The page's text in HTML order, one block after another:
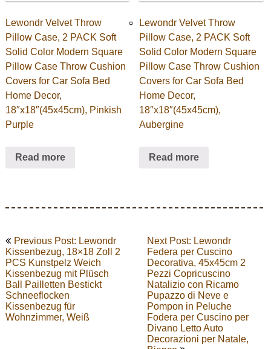
Lewondr Velvet Throw
Pillow Case, 2 PACK Soft
Solid Color Modern Square
Pillow Case Throw Cushion
Covers for Car Sofa Bed
Home Decor,
18″x18″(45x45cm), Pinkish
Purple
Read more
Lewondr Velvet Throw
Pillow Case, 2 PACK Soft
Solid Color Modern Square
Pillow Case Throw Cushion
Covers for Car Sofa Bed
Home Decor,
18″x18″(45x45cm),
Aubergine
Read more
Post
navigation
Previous Post: Lewondr
Kissenbezug, 18×18 Zoll 2
PCS Kunstpelz Weich
Kissenbezug mit Plüsch
Ball Pailletten Bestickt
Schneeflocken
Kissenbezug für
Wohnzimmer, Weiß
Next Post: Lewondr
Federa per Cuscino
Decorativa, 45x45cm 2
Pezzi Copricuscino
Natalizio con Ricamo
Pupazzo di Neve e
Pompon in Peluche
Fodera per Cuscino per
Divano Letto Auto
Decorazioni per Natale,